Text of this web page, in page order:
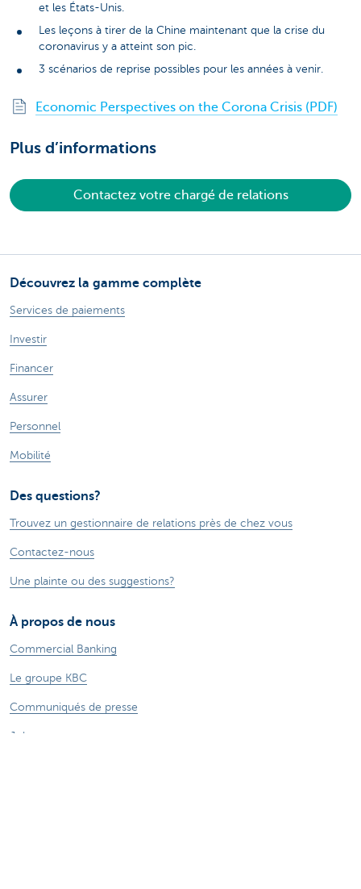
et les États-Unis.
Les leçons à tirer de la Chine maintenant que la crise du
coronavirus y a atteint son pic.
3 scénarios de reprise possibles pour les années à venir.
Economic Perspectives on the Corona Crisis (PDF)
Plus d’informations
Contactez votre chargé de relations
Découvrez la gamme complète
Services de paiements
Investir
Financer
Assurer
Personnel
Mobilité
Des questions?
Trouvez un gestionnaire de relations près de chez vous
Contactez-nous
Une plainte ou des suggestions?
À propos de nous
Commercial Banking
Le groupe KBC
Communiqués de presse
Jobs